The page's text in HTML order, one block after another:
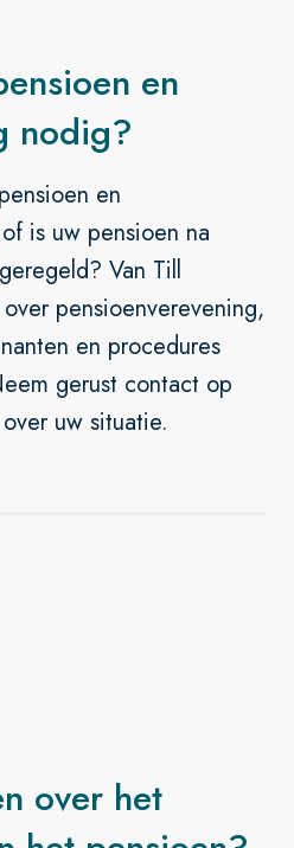
en
nodig?
en
is uw pensioen na
Van Till
pensioenverevening,
en procedures
gerust contact op
uw situatie.
over het